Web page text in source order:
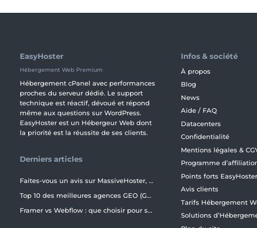
EasyHoster
Hébergement Web Premium
Hébergement cPanel avec performances
proches du serveur dédié. Le support
technique est réactif, dévoué et répond
même aux questions sur WordPress.
EasyHoster est un Hébergeur Web dont
la priorité est la réussite de ses clients.
Derniers articles
Faites-vous un avis sur MassiveHoster, le petit frère d’EasyHoster incontournable pour les petits budgets !
Top 10 des meilleures agences GEO (Generative Engine Optimization) de France en 2026
Framer vs Webflow : que choisir pour son site internet ?
Infos & société
À propos
Blog
News
Aide / FAQ
Datacenters
Confidentialité
Mentions légales &
Programme
Points forts EasyHoster
Avis clients
Tarifs Hébergement
Solutions